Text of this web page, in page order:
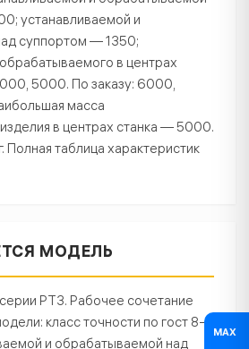
устанавливаемой и
суппортом — 1350;
в центрах
5000. По заказу: 6000,
масса
в центрах станка — 5000.
Полная таблица характеристик
МОДЕЛЬ
РТ3. Рабочее сочетание
класс точности по гост 8-
и обрабатываемой над
MAX